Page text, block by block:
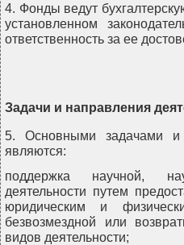
4. Фонды ведут
установленном
ответственность за ее
Задачи и направления
5. Основными задачами и
являются:
поддержка научной,
деятельности путем
юридическим и
безвозмездной или
видов деятельности;